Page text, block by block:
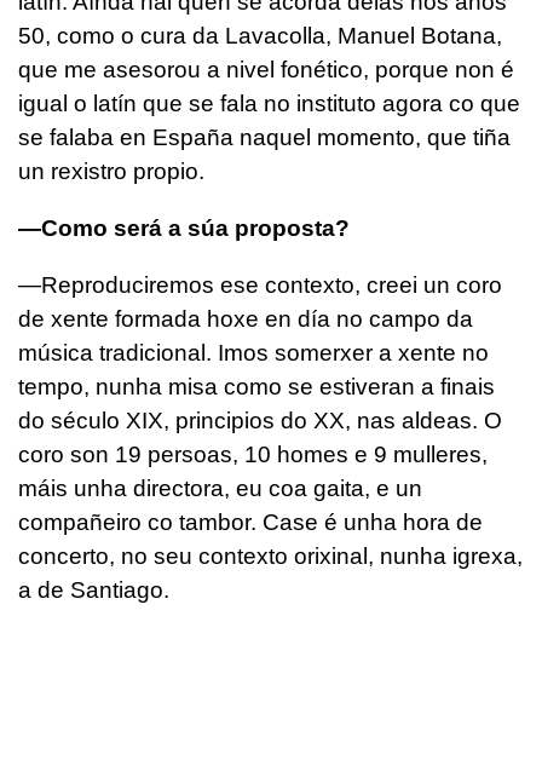
50, como o cura da Lavacolla, Manuel Botana,
que me asesorou a nivel fonético, porque non é
igual o latín que se fala no instituto agora co que
se falaba en España naquel momento, que tiña
un rexistro propio.
—Como será a súa proposta?
—Reproduciremos ese contexto, creei un coro
de xente formada hoxe en día no campo da
música tradicional. Imos somerxer a xente no
tempo, nunha misa como se estiveran a finais
do século XIX, principios do XX, nas aldeas. O
coro son 19 persoas, 10 homes e 9 mulleres,
máis unha directora, eu coa gaita, e un
compañeiro co tambor. Case é unha hora de
concerto, no seu contexto orixinal, nunha igrexa,
a de Santiago.